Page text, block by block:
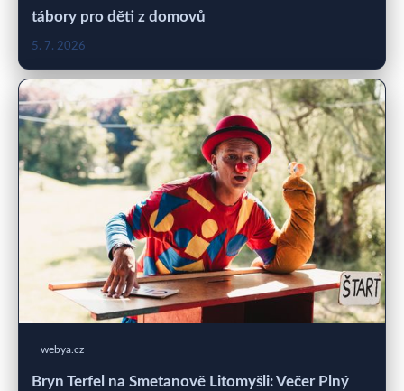
tábory pro děti z domovů
5. 7. 2026
webya.cz
Bryn Terfel na Smetanově Litomyšli: Večer Plný